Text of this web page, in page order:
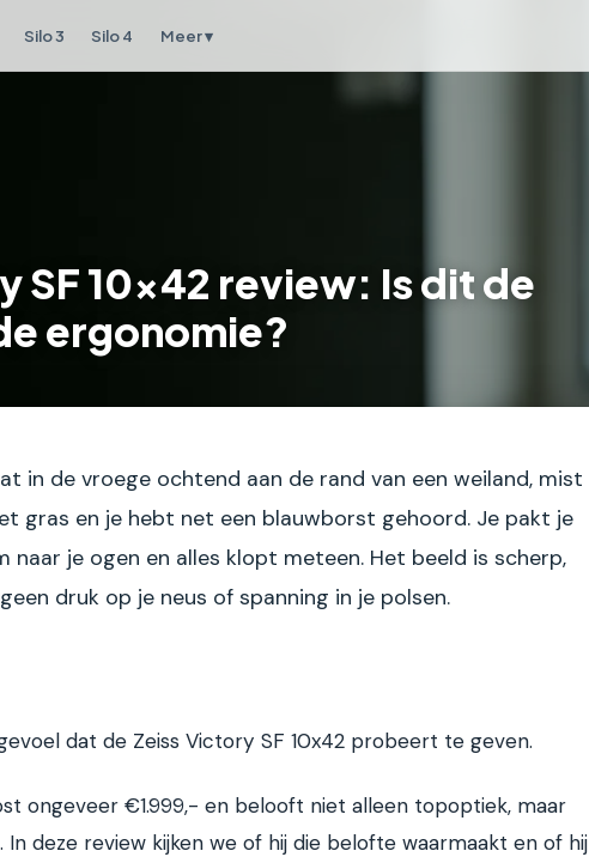
Silo 3 Silo 4 Meer ▾
SF 10x42 review: Is dit de
ergonomie?
in de vroege ochtend aan de rand van een weiland, mist
gras en je hebt net een blauwborst gehoord. Je pakt je
naar je ogen en alles klopt meteen. Het beeld is scherp,
druk op je neus of spanning in je polsen.
dat de Zeiss Victory SF 10x42 probeert te geven.
ongeveer €1.999,- en belooft niet alleen topoptiek, maar
deze review kijken we of hij die belofte waarmaakt en of hij